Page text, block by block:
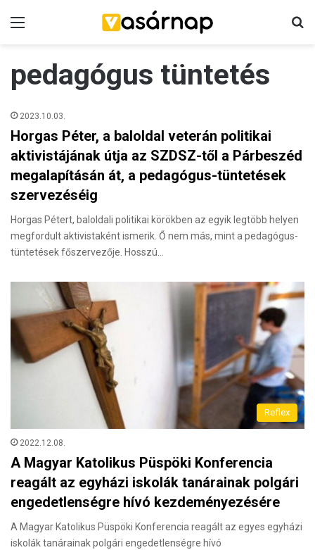
pedagógus tüntetés
2023.10.03.
Horgas Péter, a baloldal veterán politikai
aktivistájának útja az SZDSZ-től a Párbeszéd
megalapításán át, a pedagógus-tüntetések
szervezéséig
Horgas Pétert, baloldali politikai körökben az egyik legtöbb helyen
megfordult aktivistaként ismerik. Ő nem más, mint a pedagógus-
tüntetések főszervezője. Hosszú…
Reflex
2022.12.08.
A Magyar Katolikus Püspöki Konferencia
reagált az egyházi iskolák tanárainak polgári
engedetlenségre hívó kezdeményezésére
A Magyar Katolikus Püspöki Konferencia reagált az egyes egyházi
iskolák tanárainak polgári engedetlenségre hívó